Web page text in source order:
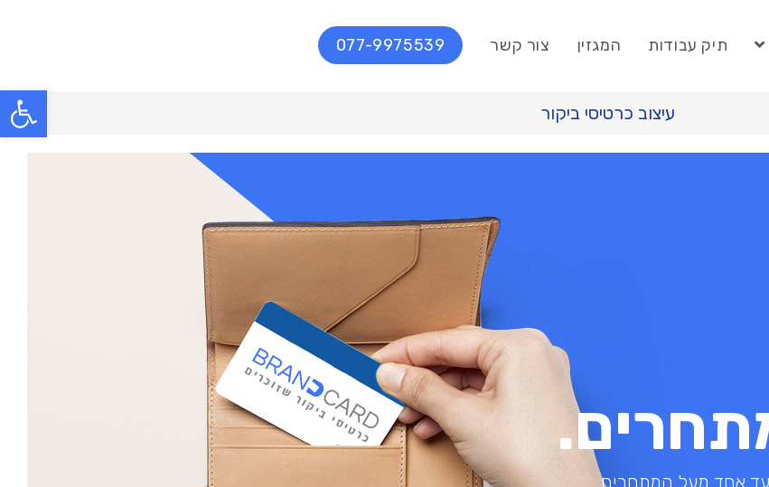
פתח סרגל נגישות
תיק עבודות המגזין צור קשר 077-9975539
עיצוב כרטיסי ביקור
אחד מעל המתחרים